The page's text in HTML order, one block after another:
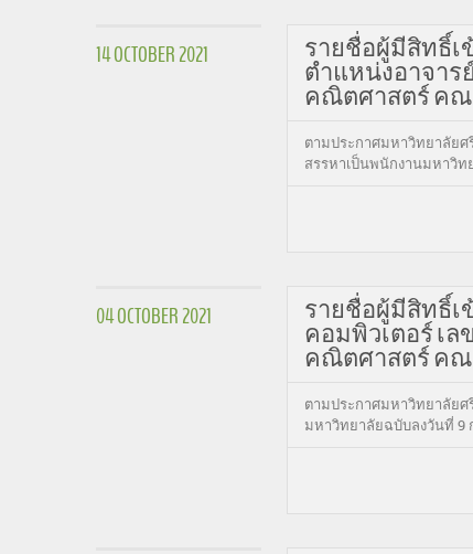
14 OCTOBER 2021 รายชื่อผู้มีสิทธิ์เ
ตำแหน่งอาจารย์
คณิตศาสตร์ คณ
ตามประกาศมหาวิทยาลัย
สรรหาเป็นพนักงานมหาวิท
04 OCTOBER 2021 รายชื่อผู้มีสิทธิ์เ
คอมพิวเตอร์ เล
คณิตศาสตร์ คณ
ตามประกาศมหาวิทยาลัย
มหาวิทยาลัยฉบับลงวันที่ 9